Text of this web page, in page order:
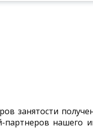
занятости
нашего